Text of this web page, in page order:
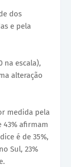
dos
e pela
na escala),
alteração
medida pela
afirmam
é de 35%,
Sul, 23%